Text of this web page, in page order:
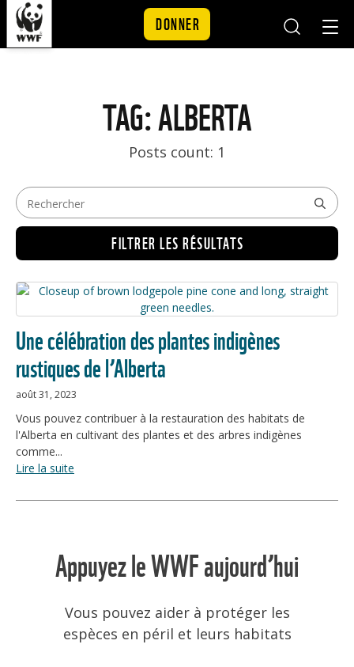
DONNER
TAG: ALBERTA
Posts count: 1
FILTRER LES RÉSULTATS
Une célébration des plantes indigènes
rustiques de l’Alberta
août 31, 2023
Vous pouvez contribuer à la restauration des habitats de
l'Alberta en cultivant des plantes et des arbres indigènes
comme...
Lire la suite
Appuyez le WWF aujourd’hui
Vous pouvez aider à protéger les
espèces en péril et leurs habitats